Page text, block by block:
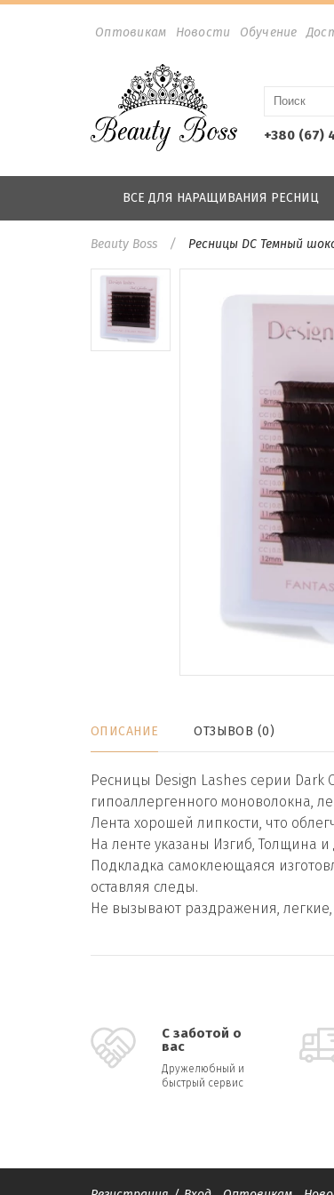
Оптовикам Новости Обучение
+380 (67)
ВСЕ ДЛЯ НАРАЩИВАНИЯ РЕСНИЦ
Beauty Boss Ресницы DС Темный
ОПИСАНИЕ ОТЗЫВОВ (0)
Ресницы Design Lashes серии
гипоаллергенного моноволокна,
Лента хорошей липкости, что
На ленте указаны Изгиб, Толщина и
Подкладка самоклеющаяся
оставляя следы.
Не вызывают раздражения,
С заботой о
вас
Дружелюбный и
быстрый сервис